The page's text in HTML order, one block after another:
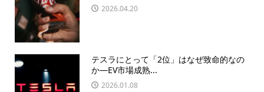
2026.04.20
テスラにとって「2位」はなぜ致命的なの
か―EV市場成熟...
2026.01.08